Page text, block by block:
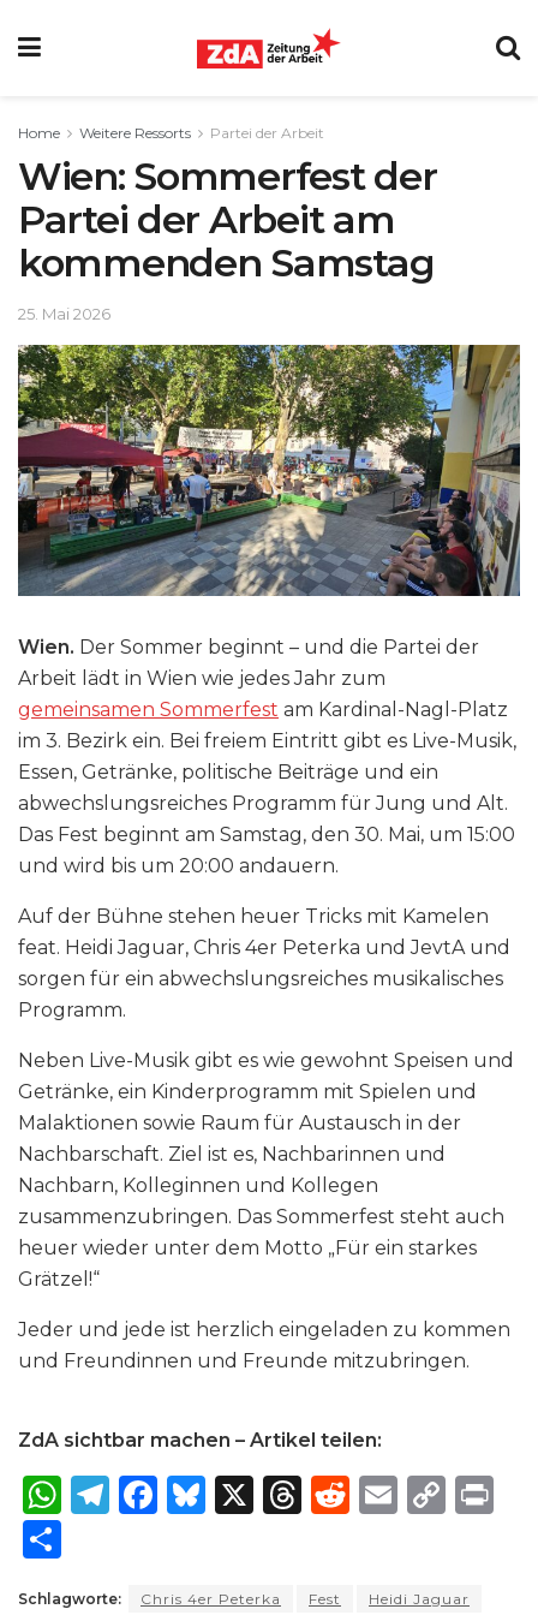
Home Weitere Ressorts Partei der Arbeit
Wien: Sommerfest der
Partei der Arbeit am
kommenden Samstag
25. Mai 2026
Wien. Der Sommer beginnt – und die Partei der
Arbeit lädt in Wien wie jedes Jahr zum
gemeinsamen Sommerfest am Kardinal-Nagl-Platz
im 3. Bezirk ein. Bei freiem Eintritt gibt es Live-Musik,
Essen, Getränke, politische Beiträge und ein
abwechslungsreiches Programm für Jung und Alt.
Das Fest beginnt am Samstag, den 30. Mai, um 15:00
und wird bis um 20:00 andauern.
Auf der Bühne stehen heuer Tricks mit Kamelen
feat. Heidi Jaguar, Chris 4er Peterka und JevtA und
sorgen für ein abwechslungsreiches musikalisches
Programm.
Neben Live-Musik gibt es wie gewohnt Speisen und
Getränke, ein Kinderprogramm mit Spielen und
Malaktionen sowie Raum für Austausch in der
Nachbarschaft. Ziel ist es, Nachbarinnen und
Nachbarn, Kolleginnen und Kollegen
zusammenzubringen. Das Sommerfest steht auch
heuer wieder unter dem Motto „Für ein starkes
Grätzel!“
Jeder und jede ist herzlich eingeladen zu kommen
und Freundinnen und Freunde mitzubringen.
ZdA sichtbar machen – Artikel teilen:
W T
F
B X
T
R
E
C
Schlagworte: Chris 4er Peterka Fest
Heidi Jaguar